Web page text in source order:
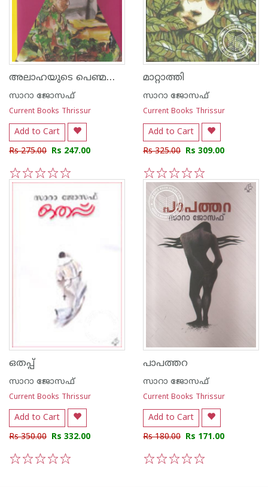
അലാഹയുടെ പെണ്മക്കള്‍
സാറാ ജോസഫ്
Current Books Thrissur
Add to Cart
Rs 275.00 Rs 247.00
5
4
3
2
1
മാറ്റാത്തി
സാറാ ജോസഫ്
Current Books Thrissur
Add to Cart
Rs 325.00 Rs 309.00
5
4
3
2
1
ഒതപ്പ്‌
സാറാ ജോസഫ്
Current Books Thrissur
Add to Cart
Rs 350.00 Rs 332.00
പാപത്തറ
സാറാ ജോസഫ്
Current Books Thrissur
Add to Cart
Rs 180.00 Rs 171.00